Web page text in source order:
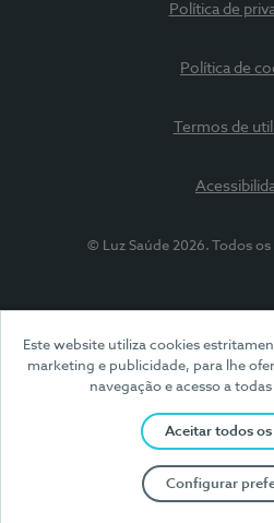
Este website utiliza cookies
marketing e publicidade, para lhe
navegação e acesso a
Aceitar todos os
Configurar
Política de
Política de
Termos de
© Luz Saúde 2026. Todos